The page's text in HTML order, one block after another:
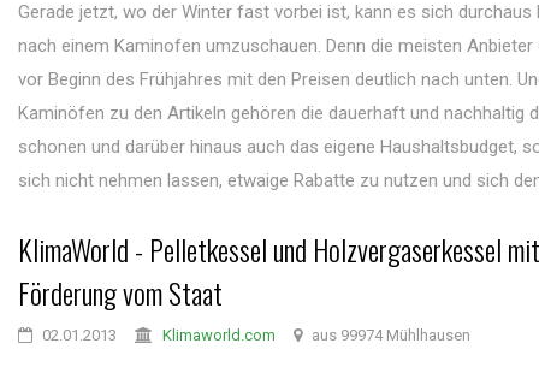
Gerade jetzt, wo der Winter fast vorbei ist, kann es sich durchaus
nach einem Kaminofen umzuschauen. Denn die meisten Anbieter
vor Beginn des Frühjahres mit den Preisen deutlich nach unten.
Kaminöfen zu den Artikeln gehören die dauerhaft und nachhaltig
schonen und darüber hinaus auch das eigene Haushaltsbudget,
sich nicht nehmen lassen, etwaige Rabatte zu nutzen und sich
KlimaWorld - Pelletkessel und Holzvergaserkessel
Förderung vom Staat
02.01.2013 Klimaworld.com aus 99974 Mühlhausen